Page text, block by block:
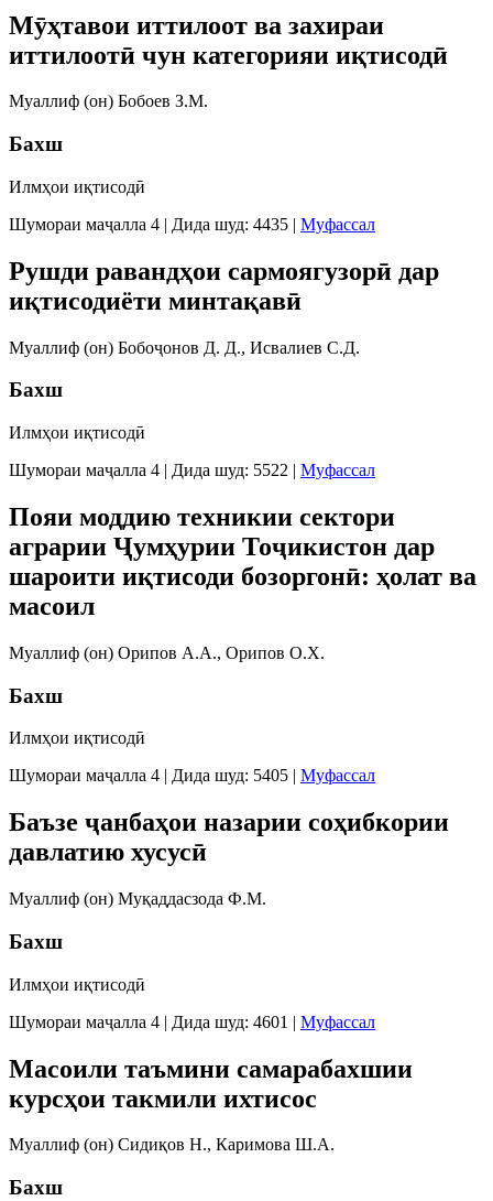
Мӯҳтавои иттилоот ва захираи
иттилоотӣ чун категорияи иқтисодӣ
Муаллиф (он) Бобоев З.М.
Бахш
Илмҳои иқтисодӣ
Шумораи маҷалла 4 | Дида шуд: 4435 | Муфассал
Рушди равандҳои сармоягузорӣ дар
иқтисодиёти минтақавӣ
Муаллиф (он) Бобоҷонов Д. Д., Исвалиев С.Д.
Бахш
Илмҳои иқтисодӣ
Шумораи маҷалла 4 | Дида шуд: 5522 | Муфассал
Пояи моддию техникии сектори
аграрии Ҷумҳурии Тоҷикистон дар
шароити иқтисоди бозоргонӣ: ҳолат ва
масоил
Муаллиф (он) Орипов А.А., Орипов О.Х.
Бахш
Илмҳои иқтисодӣ
Шумораи маҷалла 4 | Дида шуд: 5405 | Муфассал
Баъзе ҷанбаҳои назарии соҳибкории
давлатию хусусӣ
Муаллиф (он) Муқаддасзода Ф.М.
Бахш
Илмҳои иқтисодӣ
Шумораи маҷалла 4 | Дида шуд: 4601 | Муфассал
Масоили таъмини самарабахшии
курсҳои такмили ихтисос
Муаллиф (он) Сидиқов Н., Каримова Ш.А.
Бахш